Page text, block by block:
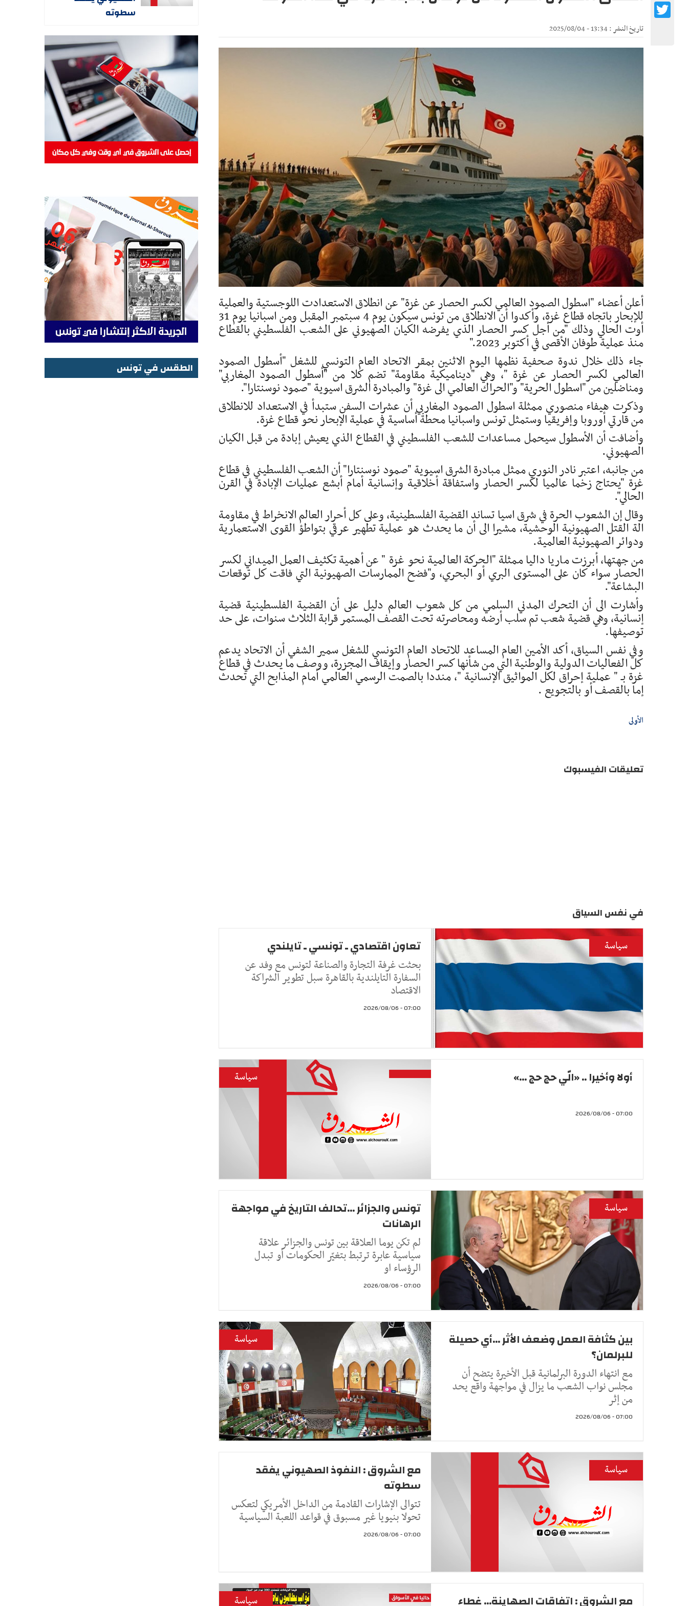
تاريخ النشر : 13:34 - 2025/08/04
أعلن أعضاء "اسطول الصمود العالمي لكسر الحصار عن غزة" عن انطلاق الاستعدادت اللوجستية والعملية
للإبحار باتجاه قطاع غزة، وأكدوا أن الانطلاق من تونس سيكون يوم 4 سبتمبر المقبل ومن اسبانيا يوم 31
أوت الحالي وذلك "من أجل كسر الحصار الذي يفرضه الكيان الصهيوني على الشعب الفلسطيني بالقطاع
منذ عملية طوفان الأقصى في أكتوبر 2023."
جاء ذلك خلال ندوة صحفية نظمها اليوم الاثنين بمقر الاتحاد العام التونسي للشغل "أسطول الصمود
العالمي لكسر الحصار عن غزة "، وهي "ديناميكية مقاومة" تضم كلا من "أسطول الصمود المغاربي"
ومناضلين من "اسطول الحرية" و"الحراك العالمي الى غزة" والمبادرة الشرق اسيوية "صمود نوسنتارا".
وذكرت هيفاء منصوري ممثلة اسطول الصمود المغاربي أن عشرات السفن ستبدأ في الاستعداد للانطلاق
من قارتي أوروبا وإفريقيا وستمثل تونس واسبانيا محطة أساسية في عملية الإبحار نحو قطاع غزة.
وأضافت أن الأسطول سيحمل مساعدات للشعب الفلسطيني في القطاع الذي يعيش إبادة من قبل الكيان
الصهيوني.
من جانبه، اعتبر نادر النوري ممثل مبادرة الشرق اسيوية "صمود نوسنتارا" أن الشعب الفلسطيني في قطاع
غزة "يحتاج زخما عالميا لكسر الحصار واستفاقة أخلاقية وإنسانية أمام أبشع عمليات الإبادة في القرن
الحالي".
وقال إن الشعوب الحرة في شرق اسيا تساند القضية الفلسطينية، وعلى كل أحرار العالم الانخراط في مقاومة
الة القتل الصهيونية الوحشية، مشيرا الى أن ما يحدث هو عملية تطهير عرقي بتواطؤ القوى الاستعمارية
ودوائر الصهيونية العالمية.
من جهتها، أبرزت ماريا داليا ممثلة "الحركة العالمية نحو غزة " عن أهمية تكثيف العمل الميداني لكسر
الحصار سواء كان على المستوى البري أو البحري، و"فضح الممارسات الصهيونية التي فاقت كل توقعات
البشاعة".
وأشارت الى أن التحرك المدني السلمي من كل شعوب العالم دليل على أن القضية الفلسطينية قضية
إنسانية، وهي قضية شعب تم سلب أرضه ومحاصرته تحت القصف المستمر قرابة الثلاث سنوات، على حد
توصيفها.
وفي نفس السياق، أكد الأمين العام المساعد للاتحاد العام التونسي للشغل سمير الشفي أن الاتحاد يدعم
كل الفعاليات الدولية والوطنية التي من شأنها كسر الحصار وإيقاف المجزرة، ووصف ما يحدث في قطاع
غزة بـ " عملية إحراق لكل المواثيق الإنسانية "، منددا بالصمت الرسمي العالمي أمام المذابح التي تحدث
إما بالقصف أو بالتجويع .
الأولى
Twitter
تعليقات الفيسبوك
في نفس السياق
سياسة
تعاون اقتصادي ـ تونسي ـ تايلندي
بحثت غرفة التجارة والصناعة لتونس مع وفد عن
السفارة التايلندية بالقاهرة سبل تطوير الشراكة
الاقتصاد
07:00 - 2026/08/06
سياسة أولا وأخيرا .. «الّي حج حج ...»
07:00 - 2026/08/06
سياسة
تونس والجزائر ...تحالف التاريخ في مواجهة
الرهانات
لم تكن يوما العلاقة بين تونس والجزائر علاقة
سياسية عابرة ترتبط بتغيّر الحكومات أو تبدل
الرؤساء او
07:00 - 2026/08/06
سياسة
بين كثافة العمل وضعف الأثر ...أي حصيلة
للبرلمان؟
مع انتهاء الدورة البرلمانية قبل الأخيرة يتضح أن
مجلس نواب الشعب ما يزال في مواجهة واقع يحد
من إثر
07:00 - 2026/08/06
سياسة
مع الشروق : النفوذ الصهيوني يفقد
سطوته
تتوالى الإشارات القادمة من الداخل الأمريكي لتعكس
تحولا بنيويا غير مسبوق في قواعد اللعبة السياسية
07:00 - 2026/08/06
سياسة مع الشروق : اتفاقات الصهاينة... غطاء
سطوته
الطقس في تونس